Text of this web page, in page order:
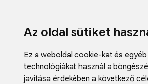
Az oldal sütiket
Ez a weboldal cookie-kat és
technológiákat használ a
javítása érdekében a következő